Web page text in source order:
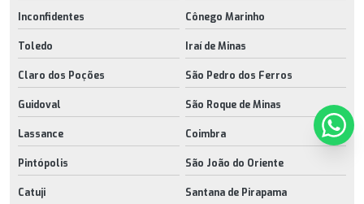
Inconfidentes Cônego Marinho
Toledo Iraí de Minas
Claro dos Poções São Pedro dos Ferros
Guidoval São Roque de Minas
Lassance Coimbra
Pintópolis São João do Oriente
Catuji Santana de Pirapama